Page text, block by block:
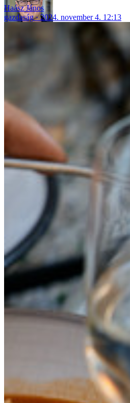
Haász János
gazdaság
2024. november 4. 12:13